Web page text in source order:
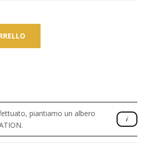
piantiamo un albero